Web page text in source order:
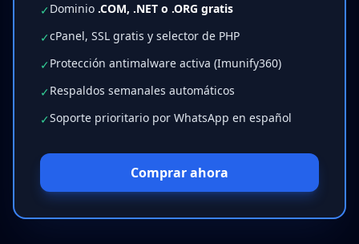
✓Dominio .COM, .NET o .ORG gratis
✓cPanel, SSL gratis y selector de PHP
✓Protección antimalware activa (Imunify360)
✓Respaldos semanales automáticos
✓Soporte prioritario por WhatsApp en español
Comprar ahora